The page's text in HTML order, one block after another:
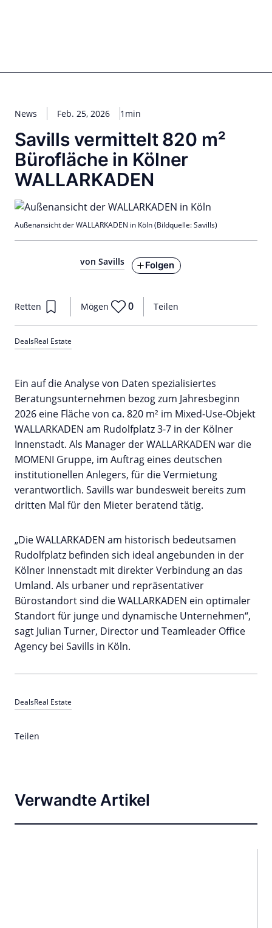
News Feb. 25, 2026 1min
Savills vermittelt 820 m²
Bürofläche in Kölner
WALLARKADEN
von Savills Folgen
Teilen
Retten Mögen 0
DealsReal Estate
Außenansicht der WALLARKADEN in Köln (Bildquelle: Savills)
Ein auf die Analyse von Daten spezialisiertes
Beratungsunternehmen bezog zum Jahresbeginn
2026 eine Fläche von ca. 820 m² im Mixed-Use-Objekt
WALLARKADEN am Rudolfplatz 3-7 in der Kölner
Innenstadt. Als Manager der WALLARKADEN war die
MOMENI Gruppe, im Auftrag eines deutschen
institutionellen Anlegers, für die Vermietung
verantwortlich. Savills war bundesweit bereits zum
dritten Mal für den Mieter beratend tätig.
„Die WALLARKADEN am historisch bedeutsamen
Rudolfplatz befinden sich ideal angebunden in der
Kölner Innenstadt mit direkter Verbindung an das
Umland. Als urbaner und repräsentativer
Bürostandort sind die WALLARKADEN ein optimaler
Standort für junge und dynamische Unternehmen“,
sagt Julian Turner, Director und Teamleader Office
Agency bei Savills in Köln.
DealsReal Estate
Teilen
Verwandte Artikel